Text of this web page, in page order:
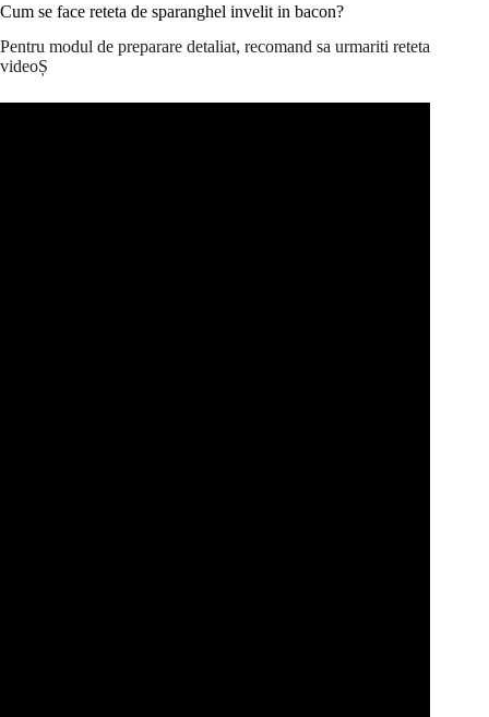
Cum se face reteta de sparanghel invelit in bacon?
Pentru modul de preparare detaliat, recomand sa urmariti reteta
videoȘ